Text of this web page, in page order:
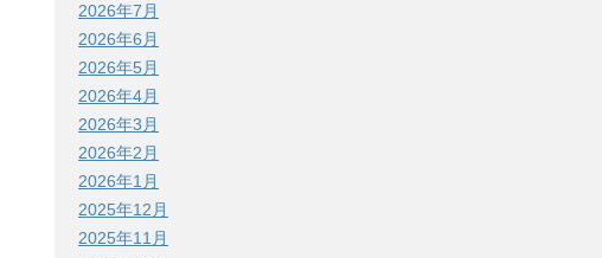
2026年7月
2026年6月
2026年5月
2026年4月
2026年3月
2026年2月
2026年1月
2025年12月
2025年11月